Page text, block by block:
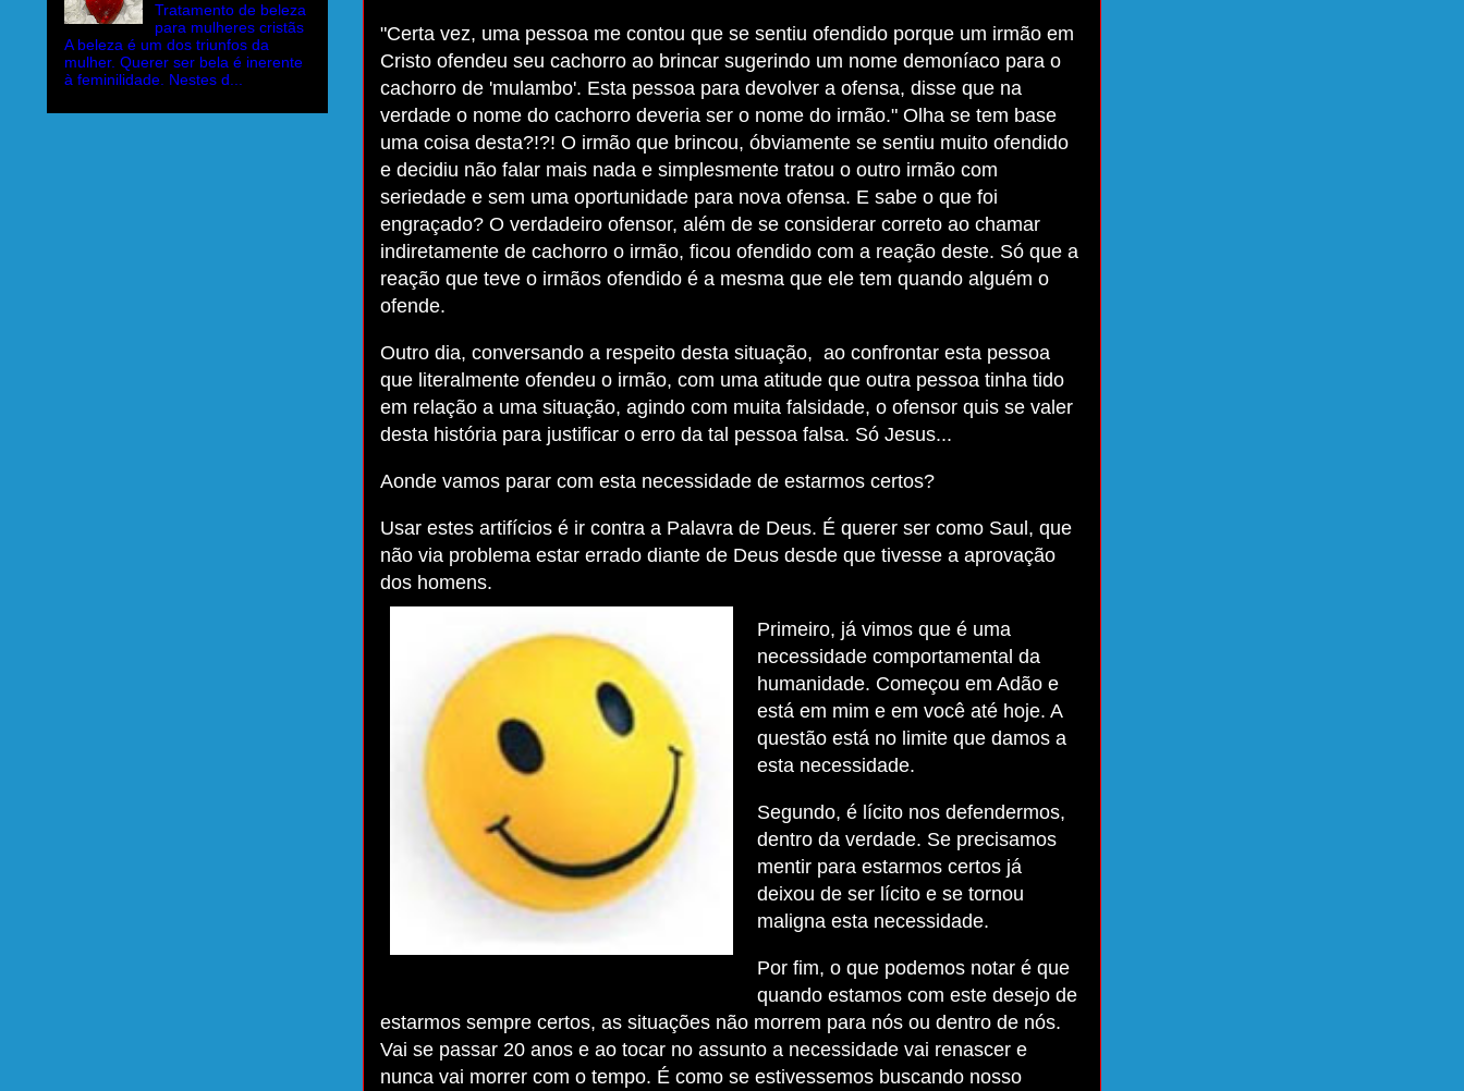
"Certa vez, uma pessoa me contou que se sentiu ofendido porque um irmão em
Cristo ofendeu seu cachorro ao brincar sugerindo um nome demoníaco para o
cachorro de 'mulambo'. Esta pessoa para devolver a ofensa, disse que na
verdade o nome do cachorro deveria ser o nome do irmão." Olha se tem base
uma coisa desta?!?! O irmão que brincou, óbviamente se sentiu muito ofendido
e decidiu não falar mais nada e simplesmente tratou o outro irmão com
seriedade e sem uma oportunidade para nova ofensa. E sabe o que foi
engraçado? O verdadeiro ofensor, além de se considerar correto ao chamar
indiretamente de cachorro o irmão, ficou ofendido com a reação deste. Só que a
reação que teve o irmãos ofendido é a mesma que ele tem quando alguém o
ofende.
Outro dia, conversando a respeito desta situação, ao confrontar esta pessoa
que literalmente ofendeu o irmão, com uma atitude que outra pessoa tinha tido
em relação a uma situação, agindo com muita falsidade, o ofensor quis se valer
desta história para justificar o erro da tal pessoa falsa. Só Jesus...
Aonde vamos parar com esta necessidade de estarmos certos?
Usar estes artifícios é ir contra a Palavra de Deus. É querer ser como Saul, que
não via problema estar errado diante de Deus desde que tivesse a aprovação
dos homens.
Primeiro, já vimos que é uma
necessidade comportamental da
humanidade. Começou em Adão e
está em mim e em você até hoje. A
questão está no limite que damos a
esta necessidade.
Segundo, é lícito nos defendermos,
dentro da verdade. Se precisamos
mentir para estarmos certos já
deixou de ser lícito e se tornou
maligna esta necessidade.
Por fim, o que podemos notar é que
quando estamos com este desejo de
estarmos sempre certos, as situações não morrem para nós ou dentro de nós.
Vai se passar 20 anos e ao tocar no assunto a necessidade vai renascer e
nunca vai morrer com o tempo. É como se estivessemos buscando nosso
Tratamento de beleza
para mulheres cristãs
A beleza é um dos triunfos da
mulher. Querer ser bela é inerente
à feminilidade. Nestes d...